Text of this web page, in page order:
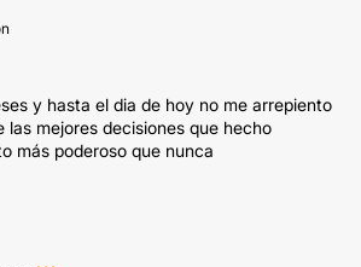
y hasta el dia de hoy no me arrepiento
las mejores decisiones que hecho
más poderoso que nunca